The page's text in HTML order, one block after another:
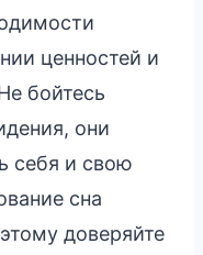
ценностей и
бойтесь
они
себя и свою
сна
доверяйте